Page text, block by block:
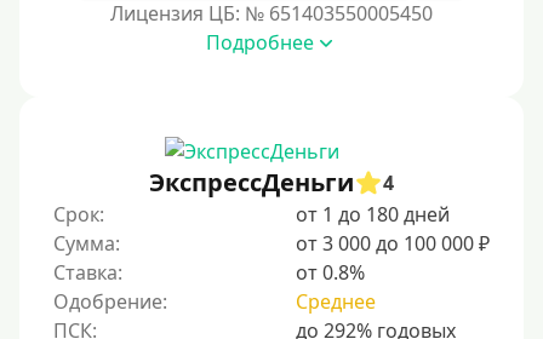
Бесплатно
Под низкий процент
Без процентов на 30 дней
Под 0 %
Условия
С опцией досрочного погашения
Лицензия ЦБ: № 651403550005450
Подробнее
ЭкспрессДеньги
4
Срок:
от 1 до 180 дней
Сумма:
от 3 000 до 100 000 ₽
Ставка:
от 0.8%
Одобрение:
Среднее